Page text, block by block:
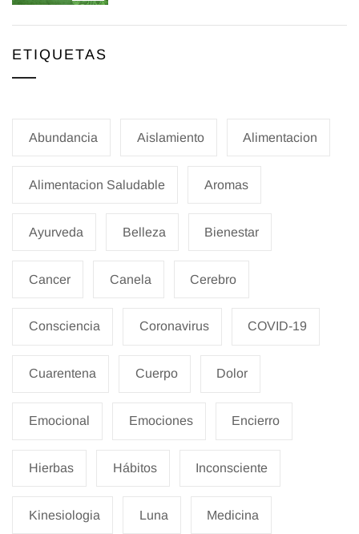
ETIQUETAS
Abundancia Aislamiento Alimentacion
Alimentacion Saludable Aromas
Ayurveda Belleza Bienestar
Cancer Canela Cerebro
Consciencia Coronavirus COVID-19
Cuarentena Cuerpo Dolor
Emocional Emociones Encierro
Hierbas Hábitos Inconsciente
Kinesiologia Luna Medicina